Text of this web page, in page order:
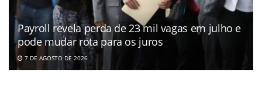
Payroll revela perda de 23 mil vagas em julho e
pode mudar rota para os juros
7 DE AGOSTO DE 2026